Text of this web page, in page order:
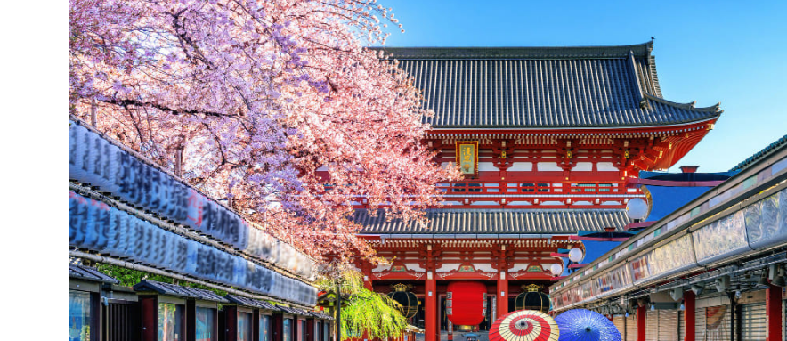
cùng với áo len/cardigan và một chiếc áo khoác không quá dày để dễ dàng điều chỉnh theo sự
quên mang một đôi giày thể thao êm ái giúp thuận tiện hơn khi di chuyển và khám phá. Một ô dù
thiết để ứng phó với những cơn mưa bất chợt (đặc biệt vào cuối mùa).